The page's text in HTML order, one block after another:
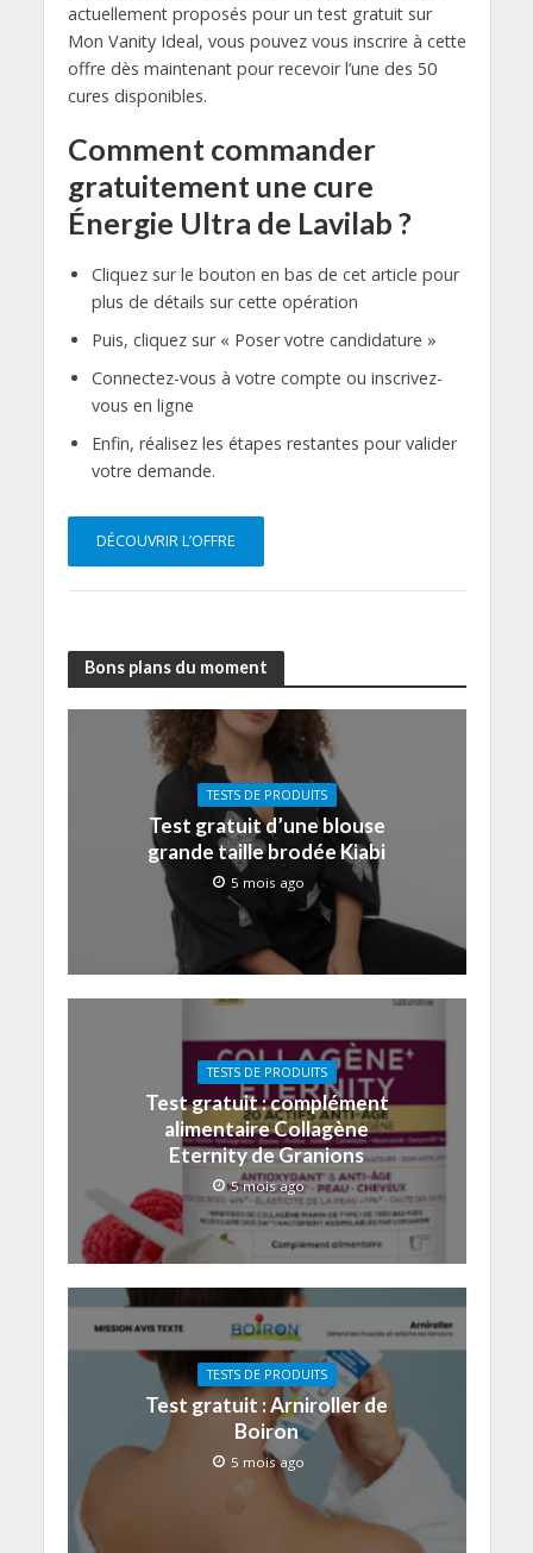
actuellement proposés pour un test gratuit sur
Mon Vanity Ideal, vous pouvez vous inscrire à cette
offre dès maintenant pour recevoir l’une des 50
cures disponibles.
Comment commander
gratuitement une cure
Énergie Ultra de Lavilab ?
Cliquez sur le bouton en bas de cet article pour
plus de détails sur cette opération
Puis, cliquez sur « Poser votre candidature »
Connectez-vous à votre compte ou inscrivez-
vous en ligne
Enfin, réalisez les étapes restantes pour valider
votre demande.
DÉCOUVRIR L’OFFRE
Bons plans du moment
TESTS DE PRODUITS
Test gratuit d’une blouse
grande taille brodée Kiabi
5 mois ago
TESTS DE PRODUITS
Test gratuit : complément
alimentaire Collagène
Eternity de Granions
5 mois ago
TESTS DE PRODUITS
Test gratuit : Arniroller de
Boiron
5 mois ago